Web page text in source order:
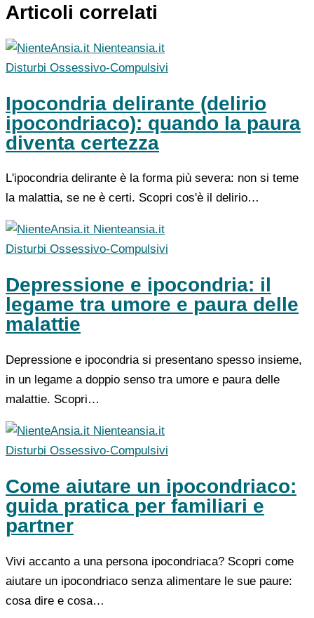
Articoli correlati
Nienteansia.it
Disturbi Ossessivo-Compulsivi
Ipocondria delirante (delirio
ipocondriaco): quando la paura
diventa certezza
L'ipocondria delirante è la forma più severa: non si teme
la malattia, se ne è certi. Scopri cos'è il delirio…
Nienteansia.it
Disturbi Ossessivo-Compulsivi
Depressione e ipocondria: il
legame tra umore e paura delle
malattie
Depressione e ipocondria si presentano spesso insieme,
in un legame a doppio senso tra umore e paura delle
malattie. Scopri…
Nienteansia.it
Disturbi Ossessivo-Compulsivi
Come aiutare un ipocondriaco:
guida pratica per familiari e
partner
Vivi accanto a una persona ipocondriaca? Scopri come
aiutare un ipocondriaco senza alimentare le sue paure:
cosa dire e cosa…